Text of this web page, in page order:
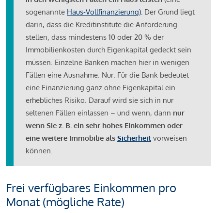
sogenannte Haus-Vollfinanzierung). Der Grund liegt
darin, dass die Kreditinstitute die Anforderung
stellen, dass mindestens 10 oder 20 % der
Immobilienkosten durch Eigenkapital gedeckt sein
müssen. Einzelne Banken machen hier in wenigen
Fällen eine Ausnahme. Nur: Für die Bank bedeutet
eine Finanzierung ganz ohne Eigenkapital ein
erhebliches Risiko. Darauf wird sie sich in nur
seltenen Fällen einlassen – und wenn, dann nur
wenn Sie z. B. ein sehr hohes Einkommen oder
eine weitere Immobilie als Sicherheit vorweisen
können.
Frei verfügbares Einkommen pro
Monat (mögliche Rate)